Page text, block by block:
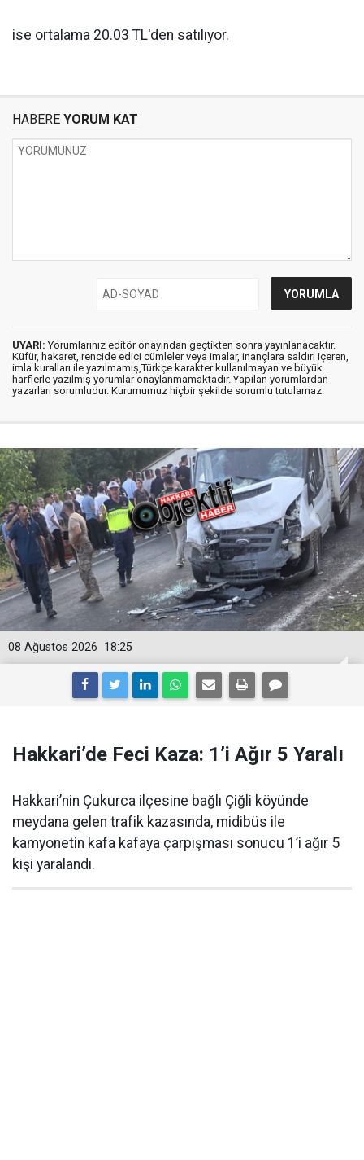
ise ortalama 20.03 TL'den satılıyor.
HABERE YORUM KAT
UYARI: Yorumlarınız editör onayından geçtikten sonra yayınlanacaktır.
Küfür, hakaret, rencide edici cümleler veya imalar, inançlara saldırı içeren,
imla kuralları ile yazılmamış,Türkçe karakter kullanılmayan ve büyük
harflerle yazılmış yorumlar onaylanmamaktadır. Yapılan yorumlardan
yazarları sorumludur. Kurumumuz hiçbir şekilde sorumlu tutulamaz.
18:25
08 Ağustos 2026
Hakkari’de Feci Kaza: 1’i Ağır 5 Yaralı
Hakkari’nin Çukurca ilçesine bağlı Çiğli köyünde
meydana gelen trafik kazasında, midibüs ile
kamyonetin kafa kafaya çarpışması sonucu 1’i ağır 5
kişi yaralandı.